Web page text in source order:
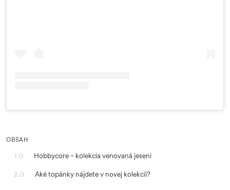
OBSAH
1.0 Hobbycore – kolekcia venovaná jeseni
2.0 Aké topánky nájdete v novej kolekcii?